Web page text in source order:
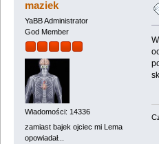
maziek
YaBB Administrator
God Member
Wiadomości: 14336
zamiast bajek ojciec mi Lema
opowiadał...